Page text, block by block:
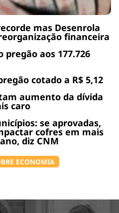
mas Desenrola
financeira
aos 177.726
cotado a R$ 5,12
aumento da dívida
caro
se aprovadas,
cofres em mais
diz CNM
ECONOMIA